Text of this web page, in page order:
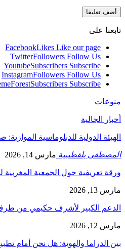
تابعنا على
FacebookLikes Like our page
TwitterFollowers Follow Us
YoutubeSubscribers Subscribe
InstagramFollowers Follow Us
Subscribers Subscribe
منوعات
أخبار الجالية
الهيئة الدولية للدبلوماسية
المصطفى بلقطيبية مارس 14, 2026
ورقة تعريفية حول الجمعية المغربية
مارس 13, 2026
الدعم الكبير لأشرف حكيمي من
مارس 12, 2026
بين الدراما والهوية: هل نحن أمام